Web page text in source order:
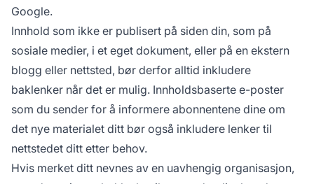
Google.
Innhold som ikke er publisert på siden din, som på
sosiale medier, i et eget dokument, eller på en ekstern
blogg eller nettsted, bør derfor alltid inkludere
baklenker når det er mulig. Innholdsbaserte e-poster
som du sender for å informere abonnentene dine om
det nye materialet ditt bør også inkludere lenker til
nettstedet ditt etter behov.
Hvis merket ditt nevnes av en uavhengig organisasjon,